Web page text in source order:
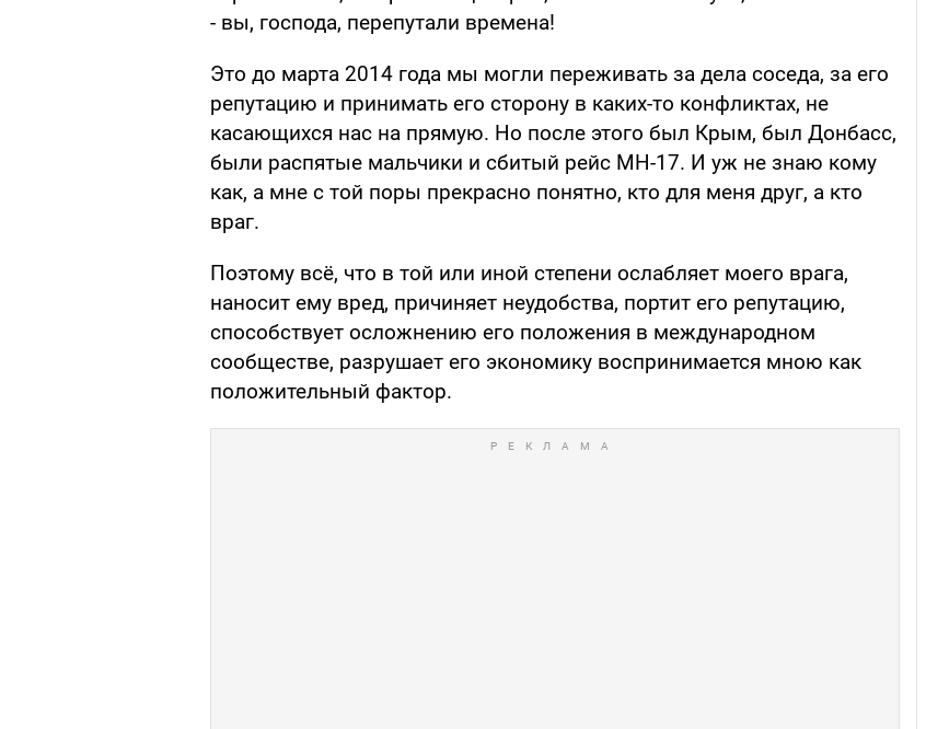
- вы, господа, перепутали времена!
Это до марта 2014 года мы могли переживать за дела соседа, за его
репутацию и принимать его сторону в каких-то конфликтах, не
касающихся нас на прямую. Но после этого был Крым, был Донбасс,
были распятые мальчики и сбитый рейс МН-17. И уж не знаю кому
как, а мне с той поры прекрасно понятно, кто для меня друг, а кто
враг.
Поэтому всё, что в той или иной степени ослабляет моего врага,
наносит ему вред, причиняет неудобства, портит его репутацию,
способствует осложнению его положения в международном
сообществе, разрушает его экономику воспринимается мною как
положительный фактор.